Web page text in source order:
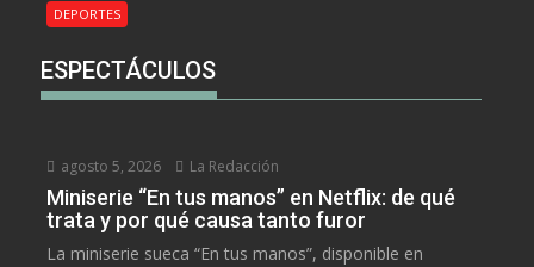
DEPORTES
ESPECTÁCULOS
agosto 5, 2026 La Redacción
Miniserie “En tus manos” en Netflix: de qué
trata y por qué causa tanto furor
La miniserie sueca “En tus manos”, disponible en